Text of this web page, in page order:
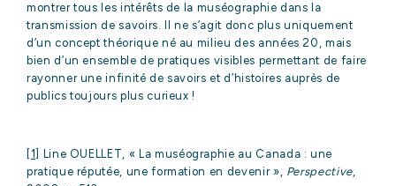
NOS
RÉFÉRENCES
NOS
ACTUALITÉS
CONTACT
montrer tous les intérêts de la muséographie dans la
transmission de savoirs. Il ne s’agit donc plus uniquement
d’un concept théorique né au milieu des années 20, mais
bien d’un ensemble de pratiques visibles permettant de faire
rayonner une infinité de savoirs et d’histoires auprès de
publics toujours plus curieux !
[1]
Line OUELLET, « La muséographie au Canada : une
pratique réputée, une formation en devenir », Perspective,